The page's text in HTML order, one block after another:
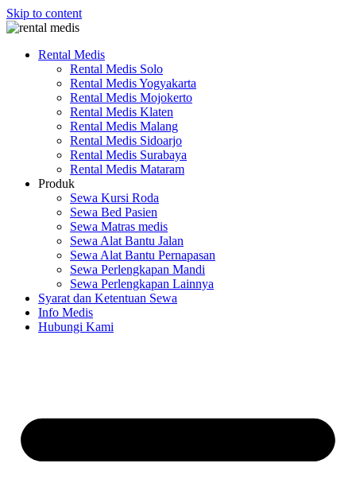
Skip to content
Rental Medis
Rental Medis Solo
Rental Medis Yogyakarta
Rental Medis Mojokerto
Rental Medis Klaten
Rental Medis Malang
Rental Medis Sidoarjo
Rental Medis Surabaya
Rental Medis Mataram
Produk
Sewa Kursi Roda
Sewa Bed Pasien
Sewa Matras medis
Sewa Alat Bantu Jalan
Sewa Alat Bantu Pernapasan
Sewa Perlengkapan Mandi
Sewa Perlengkapan Lainnya
Syarat dan Ketentuan Sewa
Info Medis
Hubungi Kami